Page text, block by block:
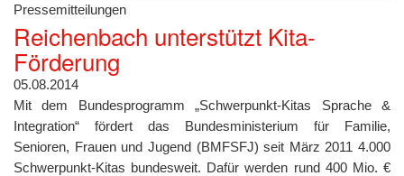
Pressemitteilungen
Reichenbach unterstützt Kita-
Förderung
05.08.2014
Mit dem Bundesprogramm „Schwerpunkt-Kitas Sprache &
Integration“ fördert das Bundesministerium für Familie,
Senioren, Frauen und Jugend (BMFSFJ) seit März 2011 4.000
Schwerpunkt-Kitas bundesweit. Dafür werden rund 400 Mio. €